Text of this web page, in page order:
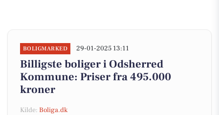
BOLIGMARKED 29-01-2025 13:11
Billigste boliger i Odsherred
Kommune: Priser fra 495.000
kroner
Kilde: Boliga.dk